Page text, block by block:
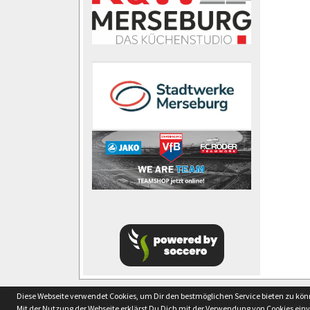
soccero.de
© 2006 - 2026
Diese Webseite verwendet Cookies, um Dir den bestmöglichen Service bieten zu